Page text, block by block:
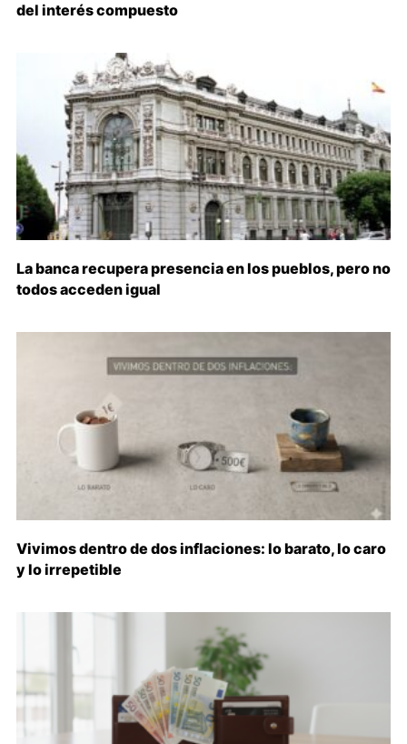
del interés compuesto
La banca recupera presencia en los pueblos, pero no
todos acceden igual
Vivimos dentro de dos inflaciones: lo barato, lo caro
y lo irrepetible